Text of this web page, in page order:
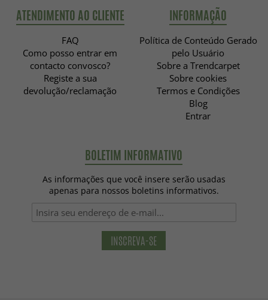
ATENDIMENTO AO CLIENTE
FAQ
Como posso entrar em
contacto convosco?
Registe a sua
devolução/reclamação
INFORMAÇÃO
Política de Conteúdo Gerado
pelo Usuário
Sobre a Trendcarpet
Sobre cookies
Termos e Condições
Blog
Entrar
BOLETIM INFORMATIVO
As informações que você insere serão usadas
apenas para nossos boletins informativos.
INSCREVA-SE